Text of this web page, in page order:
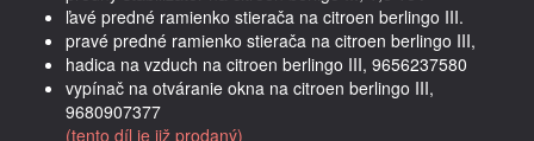
ľavé predné ramienko stierača na citroen berlingo III.
pravé predné ramienko stierača na citroen berlingo III,
hadica na vzduch na citroen berlingo III, 9656237580
vypínač na otváranie okna na citroen berlingo III,
9680907377
(tento díl je již prodaný)